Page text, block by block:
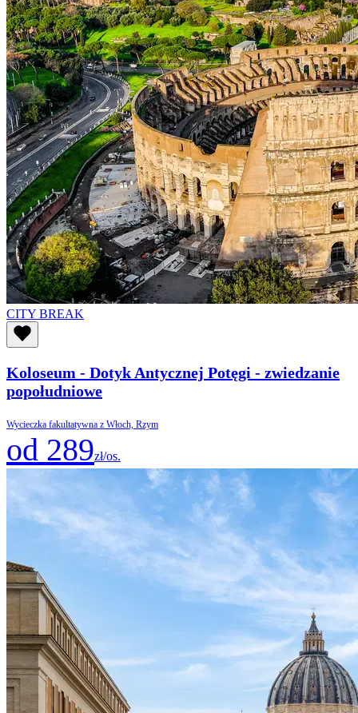
CITY BREAK
Koloseum - Dotyk Antycznej Potęgi - zwiedzanie
popołudniowe
Wycieczka fakultatywna z Włoch, Rzym
od 289zł/os.